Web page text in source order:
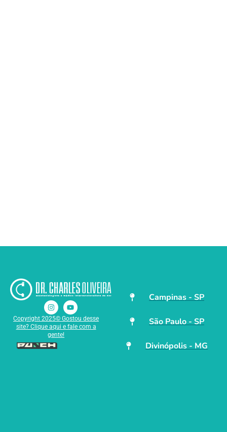
Copyright 2025© Gostou desse
site? Clique aqui e fale com a
gente!
Campinas - SP
São Paulo - SP
Divinópolis - MG